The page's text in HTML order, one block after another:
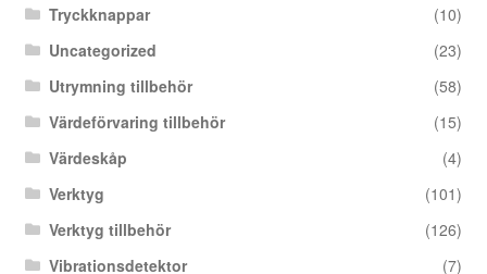
Tryckknappar
(10)
Uncategorized
(23)
Utrymning tillbehör
(58)
Värdeförvaring tillbehör
(15)
Värdeskåp
(4)
Verktyg
(101)
Verktyg tillbehör
(126)
Vibrationsdetektor
(7)